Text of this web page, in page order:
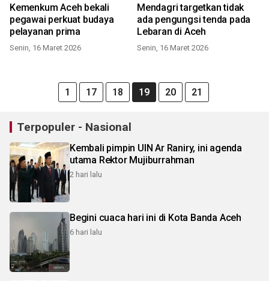
Kemenkum Aceh bekali
pegawai perkuat budaya
pelayanan prima
Senin, 16 Maret 2026
Mendagri targetkan tidak
ada pengungsi tenda pada
Lebaran di Aceh
Senin, 16 Maret 2026
1 17 18 19 20 21
Terpopuler - Nasional
Kembali pimpin UIN Ar Raniry, ini agenda
utama Rektor Mujiburrahman
2 hari lalu
Begini cuaca hari ini di Kota Banda Aceh
6 hari lalu